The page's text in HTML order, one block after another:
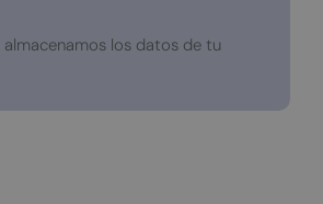
los datos de tu